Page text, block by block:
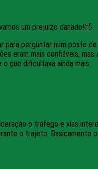
um prejuízo danado!🤣
perguntar num posto
eram mais confiáveis,
que dificultava ainda mais.
o tráfego e vias
o trajeto. Basicamente